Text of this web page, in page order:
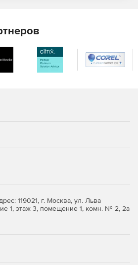
инфраструктуры PKI.
правил обработки открытого и
топологий, в том числе: точка-
нескольких эшелонов
119021, г. Москва, ул. Льва
1, этаж 3, помещение 1, комн. № 2, 2а